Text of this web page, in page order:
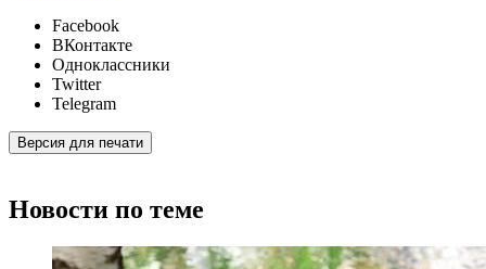
Facebook
ВКонтакте
Одноклассники
Twitter
Telegram
Версия для печати
Новости по теме